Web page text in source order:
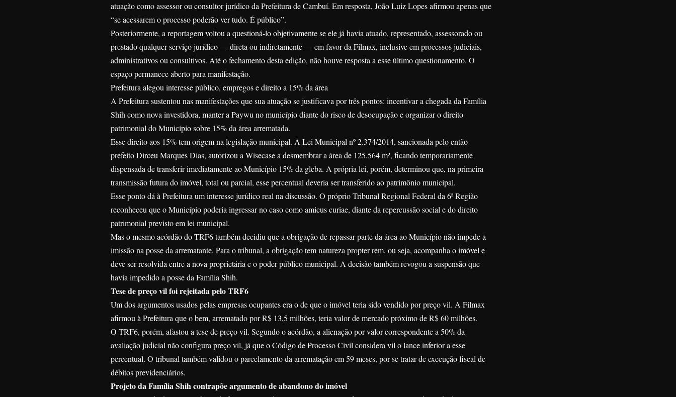
atuação como assessor ou consultor jurídico da Prefeitura de Cambuí. Em resposta, João Luiz Lopes afirmou apenas que
“se acessarem o processo poderão ver tudo. É público”.
Posteriormente, a reportagem voltou a questioná-lo objetivamente se ele já havia atuado, representado, assessorado ou
prestado qualquer serviço jurídico — direta ou indiretamente — em favor da Filmax, inclusive em processos judiciais,
administrativos ou consultivos. Até o fechamento desta edição, não houve resposta a esse último questionamento. O
espaço permanece aberto para manifestação.
Prefeitura alegou interesse público, empregos e direito a 15% da área
A Prefeitura sustentou nas manifestações que sua atuação se justificava por três pontos: incentivar a chegada da Família
Shih como nova investidora, manter a Paywu no município diante do risco de desocupação e organizar o direito
patrimonial do Município sobre 15% da área arrematada.
Esse direito aos 15% tem origem na legislação municipal. A Lei Municipal nº 2.374/2014, sancionada pelo então
prefeito Dirceu Marques Dias, autorizou a Wisecase a desmembrar a área de 125.564 m², ficando temporariamente
dispensada de transferir imediatamente ao Município 15% da gleba. A própria lei, porém, determinou que, na primeira
transmissão futura do imóvel, total ou parcial, esse percentual deveria ser transferido ao patrimônio municipal.
Esse ponto dá à Prefeitura um interesse jurídico real na discussão. O próprio Tribunal Regional Federal da 6ª Região
reconheceu que o Município poderia ingressar no caso como amicus curiae, diante da repercussão social e do direito
patrimonial previsto em lei municipal.
Mas o mesmo acórdão do TRF6 também decidiu que a obrigação de repassar parte da área ao Município não impede a
imissão na posse da arrematante. Para o tribunal, a obrigação tem natureza propter rem, ou seja, acompanha o imóvel e
deve ser resolvida entre a nova proprietária e o poder público municipal. A decisão também revogou a suspensão que
havia impedido a posse da Família Shih.
Tese de preço vil foi rejeitada pelo TRF6
Um dos argumentos usados pelas empresas ocupantes era o de que o imóvel teria sido vendido por preço vil. A Filmax
afirmou à Prefeitura que o bem, arrematado por R$ 13,5 milhões, teria valor de mercado próximo de R$ 60 milhões.
O TRF6, porém, afastou a tese de preço vil. Segundo o acórdão, a alienação por valor correspondente a 50% da
avaliação judicial não configura preço vil, já que o Código de Processo Civil considera vil o lance inferior a esse
percentual. O tribunal também validou o parcelamento da arrematação em 59 meses, por se tratar de execução fiscal de
débitos previdenciários.
Projeto da Família Shih contrapõe argumento de abandono do imóvel